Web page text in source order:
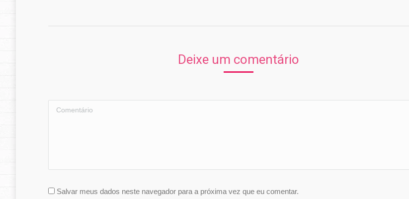
Deixe um comentário
Comentário
Salvar meus dados neste navegador para a próxima vez que eu comentar.
E-mail:
Mensagem